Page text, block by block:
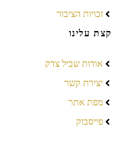
זכויות הציבור
קצת עלינו
אודות שביל צדק
יצירת קשר
מפת אתר
פייסבוק